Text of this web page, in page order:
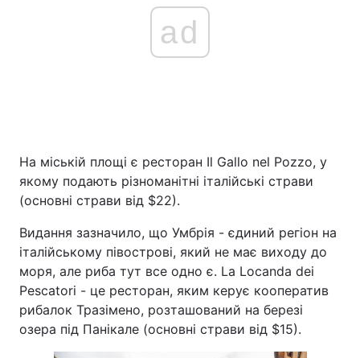
ad
На міській площі є ресторан Il Gallo nel Pozzo, у
якому подають різноманітні італійські страви
(основні страви від $22).
Видання зазначило, що Умбрія - єдиний регіон на
італійському півострові, який не має виходу до
моря, але риба тут все одно є. La Locanda dei
Pescatori - це ресторан, яким керує кооператив
рибалок Тразімено, розташований на березі
озера під Панікале (основні страви від $15).